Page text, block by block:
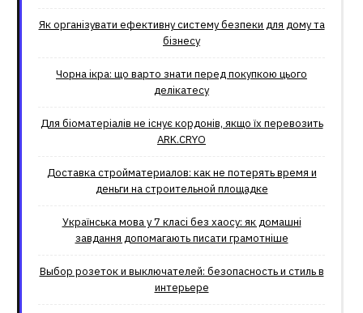
Як організувати ефективну систему безпеки для дому та
бізнесу
Чорна ікра: що варто знати перед покупкою цього
делікатесу
Для біоматеріалів не існує кордонів, якщо їх перевозить
ARK.CRYO
Доставка стройматериалов: как не потерять время и
деньги на строительной площадке
Українська мова у 7 класі без хаосу: як домашні
завдання допомагають писати грамотніше
Выбор розеток и выключателей: безопасность и стиль в
интерьере